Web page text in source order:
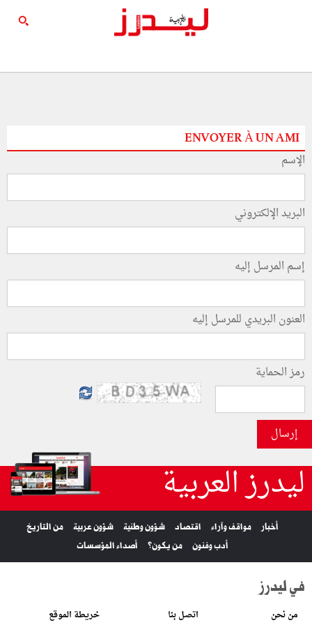
ENVOYER À UN AMI
الإسم
البريد الإلكتروني
إسم المرسل إليه
العنون البريدي للمرسل إليه
رمز الحماية
إرسال
ليدرز العربية
أخبار مواقف وآراء اقتصاد شؤون وطنية شؤون عربية
من التاريخ
أدب وفنون
من يكون؟ أصداء المؤسسات
في ليدرز
من نحن اتصل بنا خريطة الموقع